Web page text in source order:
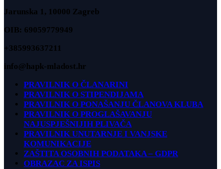
Jarunska 1, 10000 Zagreb
OIB: 69059779949
+385993637211
info@hapk-mladost.hr
PRAVILNIK O ČLANARINI
PRAVILNIK O STIPENDIJAMA
PRAVILNIK O PONAŠANJU ČLANOVA KLUBA
PRAVILNIK O PROGLAŠAVANJU
NAJUSPJEŠNIJIH PLIVAČA
PRAVILNIK UNUTARNJE I VANJSKE
KOMUNIKACIJE
ZAŠTITA OSOBNIH PODATAKA – GDPR
OBRAZAC ZA ISPIS